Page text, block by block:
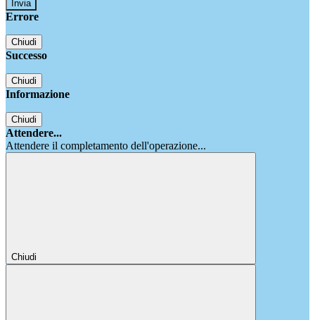
Errore
Chiudi
Successo
Chiudi
Informazione
Chiudi
Attendere...
Attendere il completamento dell'operazione...
Chiudi